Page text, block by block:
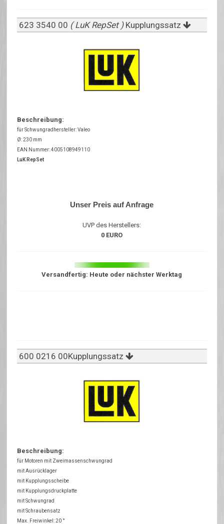
623 3540 00 ( LuK RepSet ) Kupplungssatz
Beschreibung:
für Schwungradhersteller: Valeo
Ø: 230 mm
EAN Nummer: 4005108949110
LuK RepSet
Unser Preis auf Anfrage
UVP des Herstellers:
0 EURO
Versandfertig: Heute oder nächster Werktag
600 0216 00Kupplungssatz
Beschreibung:
für Motoren mit Zweimassenschwungrad
mit Ausrücklager
mit Kupplungsscheibe
mit Kupplungsdruckplatte
mit Schwungrad
mit Schraubensatz
Max. Freiwinkel: 20 °